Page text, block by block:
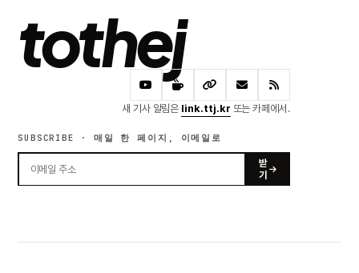
tothej
새 기사 알림은 link.ttj.kr 또는 카페에서.
SUBSCRIBE · 매일 한 페이지, 이메일로
받
기